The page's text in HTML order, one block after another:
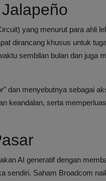
yang menurut para ahli
dirancang khusus untuk
sembilan bulan dan juga
" dan menyebutnya sebagai
keandalan, serta
AI generatif dengan
sendiri. Saham Broadcom